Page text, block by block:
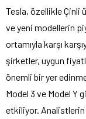
Tesla, özellikle Çinli
ve yeni modellerin
ortamıyla karşı
şirketler, uygun
önemli bir yer
Model 3 ve Model Y
etkiliyor. Analistlerin